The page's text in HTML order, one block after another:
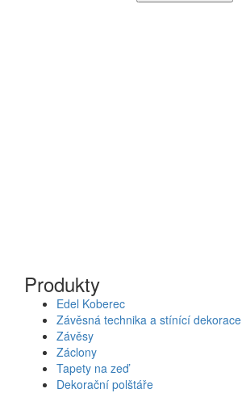
Produkty
Edel Koberec
Závěsná technika a stínící dekorace
Závěsy
Záclony
Tapety na zeď
Dekorační polštáře